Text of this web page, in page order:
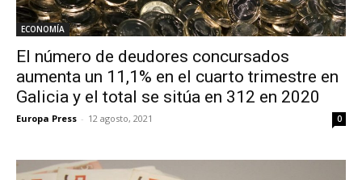
ECONOMÍA
El número de deudores concursados
aumenta un 11,1% en el cuarto trimestre en
Galicia y el total se sitúa en 312 en 2020
Europa Press - 12 agosto, 2021 0